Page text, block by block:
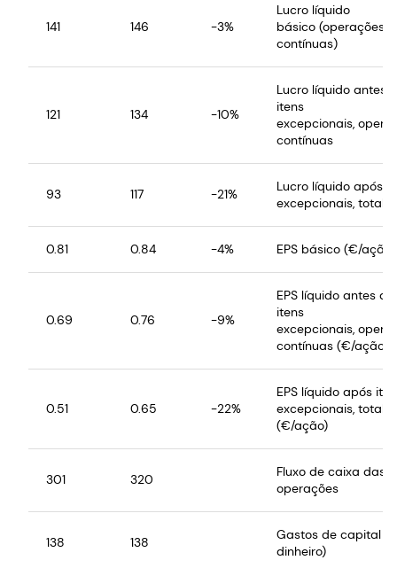
141 146 -3%
Lucro líquido
básico (operações
contínuas)
121 134 -10%
Lucro líquido antes
itens
excepcionais,
contínuas
93 117 -21%
Lucro líquido após
excepcionais, total
0.81 0.84 -4% EPS básico (€/ação)
0.69 0.76 -9%
EPS líquido antes de
itens
excepcionais,
contínuas (€/ação)
0.51 0.65 -22%
EPS líquido após
excepcionais, total
(€/ação)
301 320
Fluxo de caixa das
operações
138 138
Gastos de capital
dinheiro)